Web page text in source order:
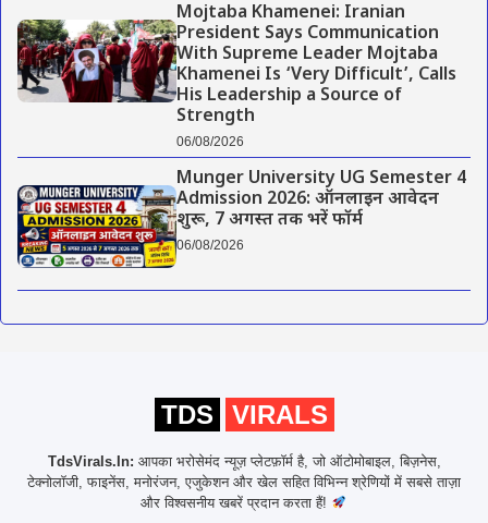
Mojtaba Khamenei: Iranian
President Says Communication
With Supreme Leader Mojtaba
Khamenei Is ‘Very Difficult’, Calls
His Leadership a Source of
Strength
06/08/2026
Munger University UG Semester 4
Admission 2026: ऑनलाइन आवेदन
शुरू, 7 अगस्त तक भरें फॉर्म
06/08/2026
TDS VIRALS
TdsVirals.In: आपका भरोसेमंद न्यूज़ प्लेटफ़ॉर्म है, जो ऑटोमोबाइल, बिज़नेस,
टेक्नोलॉजी, फाइनेंस, मनोरंजन, एजुकेशन और खेल सहित विभिन्न श्रेणियों में सबसे ताज़ा
और विश्वसनीय खबरें प्रदान करता हैं!